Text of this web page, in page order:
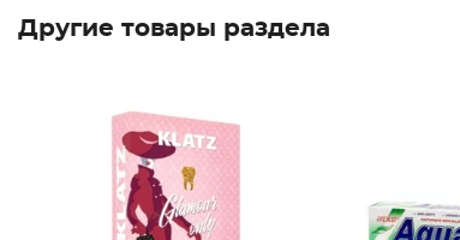
Другие товары раздела